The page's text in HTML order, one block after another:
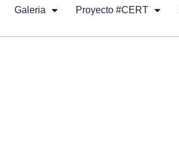
Galeria Proyecto #CERT